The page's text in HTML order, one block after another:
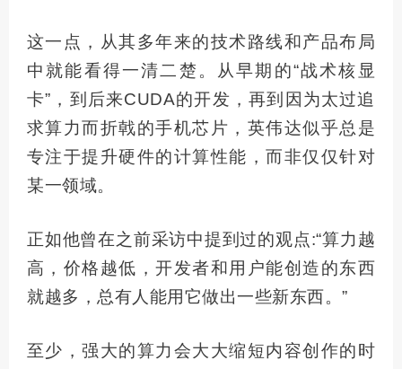
这一点，从其多年来的技术路线和产品布局
中就能看得一清二楚。从早期的“战术核显
卡”，到后来CUDA的开发，再到因为太过追
求算力而折戟的手机芯片，英伟达似乎总是
专注于提升硬件的计算性能，而非仅仅针对
某一领域。
正如他曾在之前采访中提到过的观点:“算力越
高，价格越低，开发者和用户能创造的东西
就越多，总有人能用它做出一些新东西。”
至少，强大的算力会大大缩短内容创作的时